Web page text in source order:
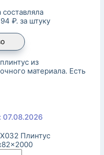
₽. за штуку
из
материала. Есть
Плинтус